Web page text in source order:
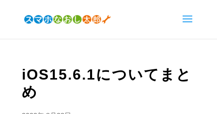
iOS15.6.1についてまと
め